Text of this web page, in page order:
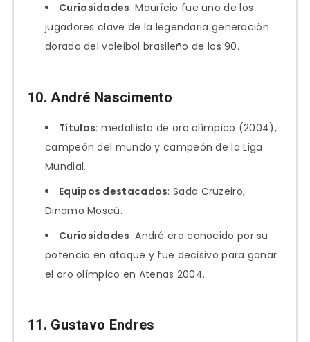
Curiosidades: Maurício fue uno de los
jugadores clave de la legendaria generación
dorada del voleibol brasileño de los 90.
10.André Nascimento
Títulos: medallista de oro olímpico (2004),
campeón del mundo y campeón de la Liga
Mundial.
Equipos destacados: Sada Cruzeiro,
Dinamo Moscú.
Curiosidades: André era conocido por su
potencia en ataque y fue decisivo para ganar
el oro olímpico en Atenas 2004.
11. Gustavo Endres